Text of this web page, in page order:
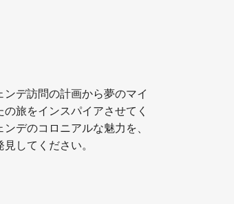
デ訪問の計画から夢のマイ
旅をインスパイアさせてく
デのコロニアルな魅力を、
してください。